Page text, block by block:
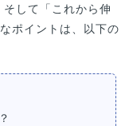
して「これから伸
ポイントは、以下の